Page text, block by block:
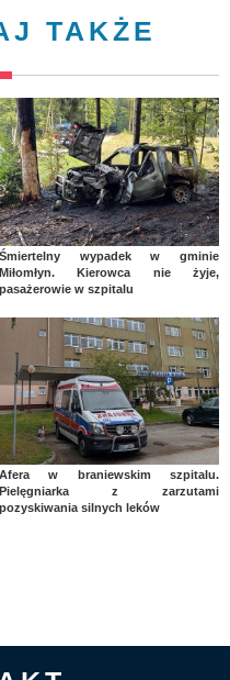
TAKŻE
Śmiertelny wypadek w gminie
Miłomłyn. Kierowca nie żyje,
pasażerowie w szpitalu
Afera w braniewskim szpitalu.
Pielęgniarka z zarzutami
pozyskiwania silnych leków